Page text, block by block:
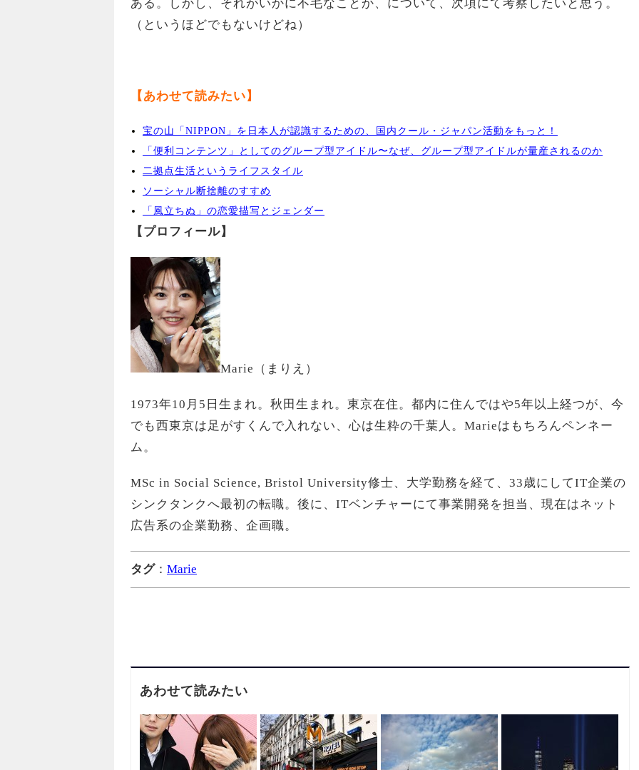
ある。しかし、それがいかに不毛なことか、について、次項にて考察したいと思う。
（というほどでもないけどね）
【あわせて読みたい】
宝の山「NIPPON」を日本人が認識するための、国内クール・ジャパン活動をもっと！
「便利コンテンツ」としてのグループ型アイドル〜なぜ、グループ型アイドルが量産されるのか
二拠点生活というライフスタイル
ソーシャル断捨離のすすめ
「風立ちぬ」の恋愛描写とジェンダー
【プロフィール】
Marie（まりえ）
1973年10月5日生まれ。秋田生まれ。東京在住。都内に住んではや5年以上経つが、今
でも西東京は足がすくんで入れない、心は生粋の千葉人。Marieはもちろんペンネー
ム。
MSc in Social Science, Bristol University修士、大学勤務を経て、33歳にしてIT企業の
シンクタンクへ最初の転職。後に、ITベンチャーにて事業開発を担当、現在はネット
広告系の企業勤務、企画職。
タグ： Marie
あわせて読みたい